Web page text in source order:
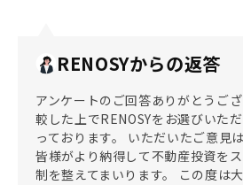
RENOSYからの返答
アンケートのご回答ありがとうご
較した上でRENOSYをお選びいた
っております。 いただいたご意見
皆様がより納得して不動産投資を
制を整えてまいります。 この度は